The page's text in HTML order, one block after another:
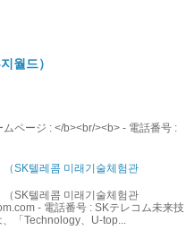
월드）
ページ : </b><br/><b> - 電話番号 :
SK텔레콤 미래기술체험관
SK텔레콤 미래기술체험관
- 電話番号 : SKテレコム未来技
「Technology、U-top...